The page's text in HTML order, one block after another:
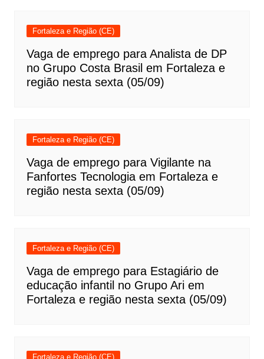
Fortaleza e Região (CE)
Vaga de emprego para Analista de DP
no Grupo Costa Brasil em Fortaleza e
região nesta sexta (05/09)
Fortaleza e Região (CE)
Vaga de emprego para Vigilante na
Fanfortes Tecnologia em Fortaleza e
região nesta sexta (05/09)
Fortaleza e Região (CE)
Vaga de emprego para Estagiário de
educação infantil no Grupo Ari em
Fortaleza e região nesta sexta (05/09)
Fortaleza e Região (CE)